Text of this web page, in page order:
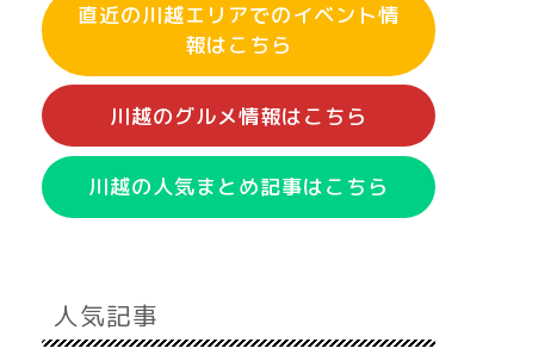
直近の川越エリアでのイベント情
報はこちら
川越のグルメ情報はこちら
川越の人気まとめ記事はこちら
人気記事